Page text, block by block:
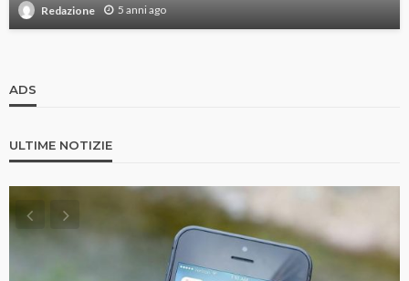
Redazione 5 anni ago
ADS
ULTIME NOTIZIE